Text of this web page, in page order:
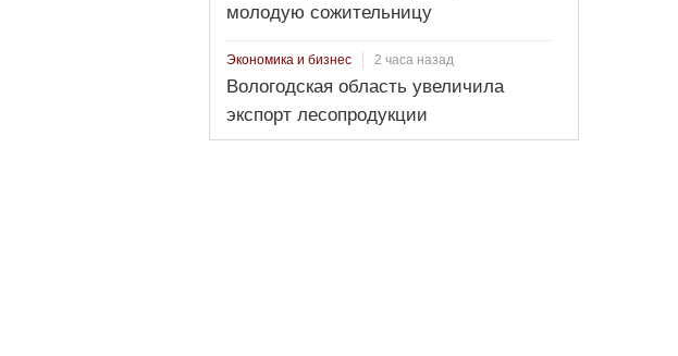
молодую сожительницу
Экономика и бизнес 2 часа назад
Вологодская область увеличила
экспорт лесопродукции